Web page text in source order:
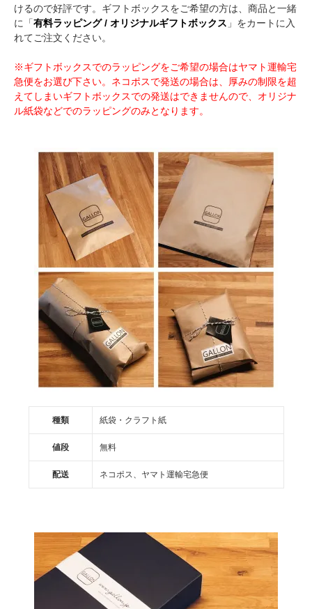
けるので好評です。ギフトボックスをご希望の方は、商品と一緒
に「有料ラッピング / オリジナルギフトボックス 」をカートに入
れてご注文ください。
※ギフトボックスでのラッピングをご希望の場合はヤマト運輸宅
急便をお選び下さい。ネコポスで発送の場合は、厚みの制限を超
えてしまいギフトボックスでの発送はできませんので、オリジナ
ル紙袋などでのラッピングのみとなります。
種類 紙袋・クラフト紙
値段 無料
配送 ネコポス、ヤマト運輸宅急便